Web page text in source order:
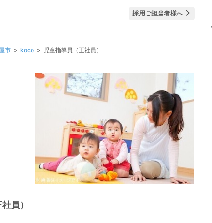
採用ご担当者様へ
市 koco 児童指導員（正社員）
員）